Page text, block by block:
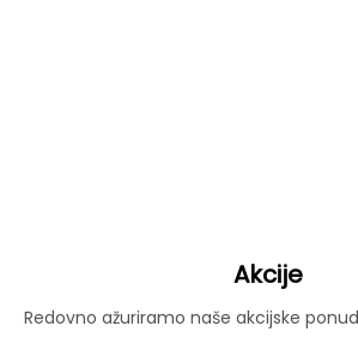
Akcije
Redovno ažuriramo naše akcijske